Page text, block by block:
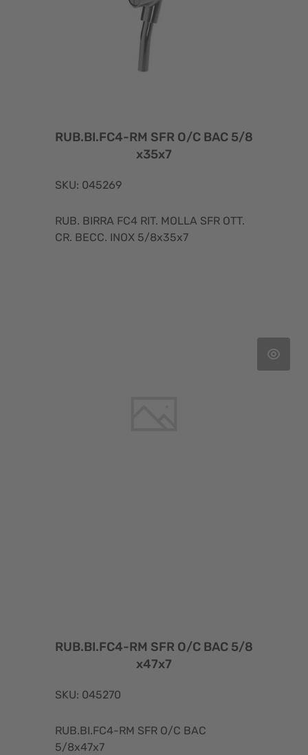
RUB.BI.FC4-RM SFR O/C BAC 5/8
x35x7
SKU: 045269
RUB. BIRRA FC4 RIT. MOLLA SFR OTT.
CR. BECC. INOX 5/8x35x7
RUB.BI.FC4-RM SFR O/C BAC 5/8
x47x7
SKU: 045270
RUB.BI.FC4-RM SFR O/C BAC
5/8x47x7